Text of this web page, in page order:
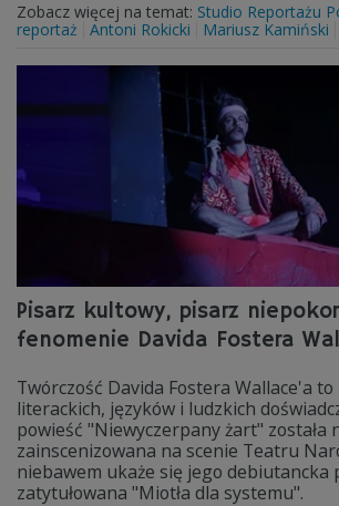
Zobacz więcej na temat: Studio Reportażu
reportaż
Antoni Rokicki Mariusz Kamiński
Pisarz kultowy, pisarz
fenomenie Davida Fostera
Twórczość Davida Fostera Wallace'a
literackich, języków i ludzkich
powieść "Niewyczerpany żart" została
zainscenizowana na scenie Teatru
niebawem ukaże się jego debiutancka
zatytułowana "Miotła dla systemu".